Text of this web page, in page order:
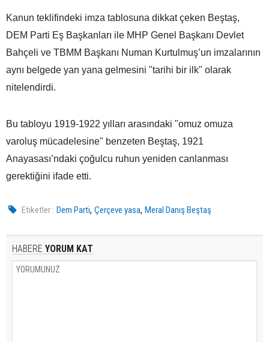
Kanun teklifindeki imza tablosuna dikkat çeken Beştaş,
DEM Parti Eş Başkanları ile MHP Genel Başkanı Devlet
Bahçeli ve TBMM Başkanı Numan Kurtulmuş’un imzalarının
aynı belgede yan yana gelmesini "tarihi bir ilk" olarak
nitelendirdi.
Bu tabloyu 1919-1922 yılları arasındaki "omuz omuza
varoluş mücadelesine" benzeten Beştaş, 1921
Anayasası’ndaki çoğulcu ruhun yeniden canlanması
gerektiğini ifade etti.
Etiketler : Dem Parti,Çerçeve yasa,Meral Danış Beştaş
HABERE YORUM KAT